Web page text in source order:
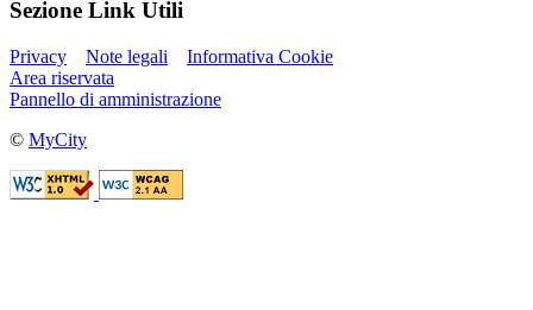
Sezione Link Utili
Privacy Note legali
Informativa Cookie
Area riservata
Pannello di amministrazione
© MyCity